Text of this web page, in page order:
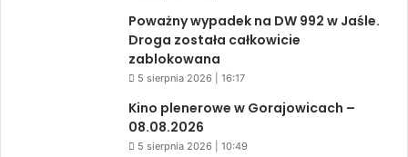
Poważny wypadek na DW 992 w Jaśle.
Droga została całkowicie
zablokowana
5 sierpnia 2026 | 16:17
Kino plenerowe w Gorajowicach –
08.08.2026
5 sierpnia 2026 | 10:49